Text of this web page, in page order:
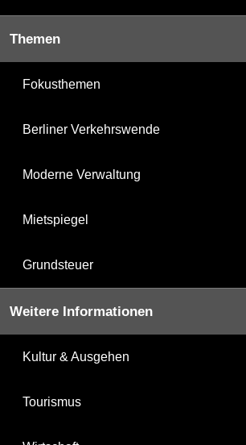
Themen
Fokusthemen
Berliner Verkehrswende
Moderne Verwaltung
Mietspiegel
Grundsteuer
Weitere Informationen
Kultur & Ausgehen
Tourismus